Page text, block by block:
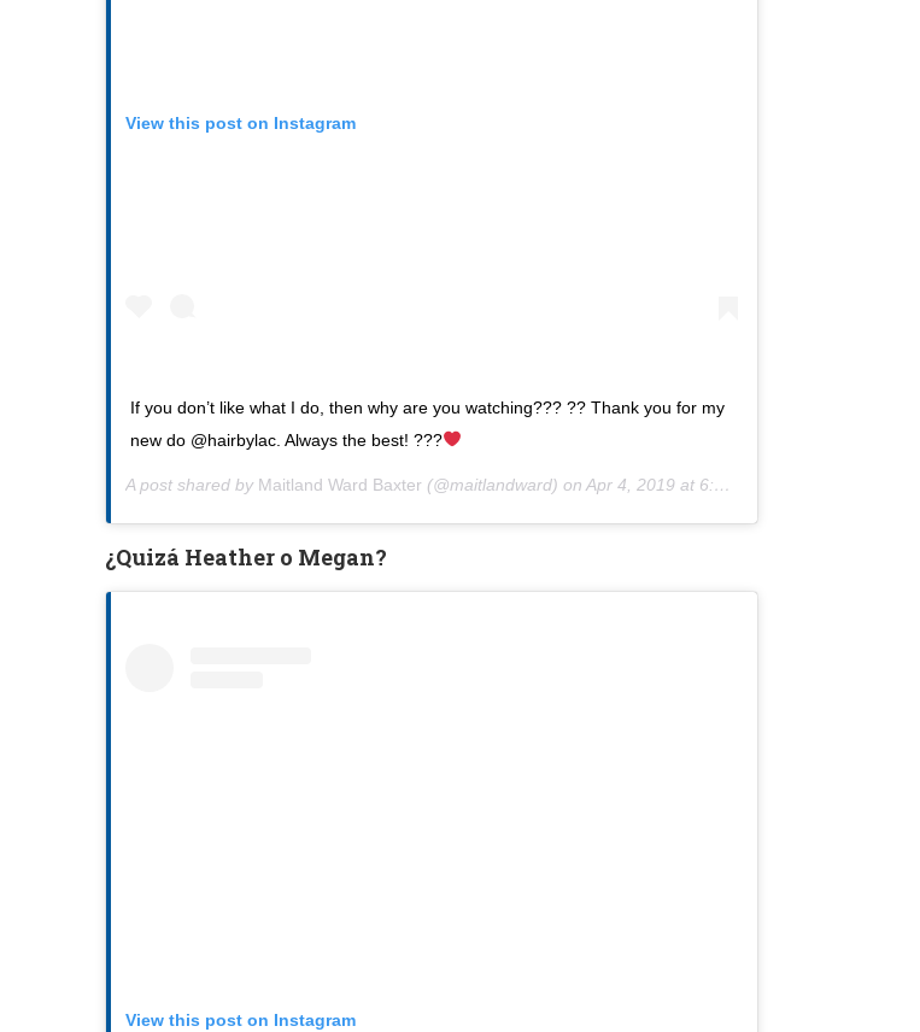
View this post on Instagram
If you don’t like what I do, then why are you watching??? ?? Thank you for my
new do @hairbylac. Always the best! ??‍?
A post shared by Maitland Ward Baxter (@maitlandward) on Apr 4, 2019 at 6:32pm PDT
¿Quizá Heather o Megan?
View this post on Instagram